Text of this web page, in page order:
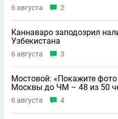
6 августа 2
Каннаваро заподозрил
Узбекистана
6 августа 3
Мостовой: «Покажите
Москвы до ЧМ – 48 из 50
6 августа 4